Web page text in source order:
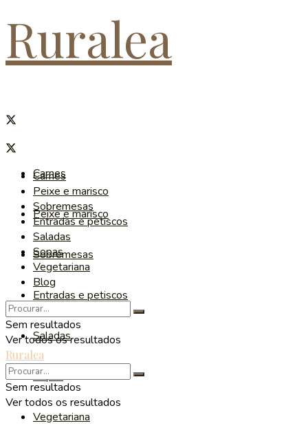
Ruralea
Carnes
Peixe e marisco
Sobremesas
Entradas e petiscos
Saladas
Sopas
Vegetariana
Carnes
Peixe e marisco
Sobremesas
Entradas e petiscos
Saladas
Sopas
Vegetariana
Blog
Sem resultados
Ver todos os resultados
Ruralea
Sem resultados
Ver todos os resultados